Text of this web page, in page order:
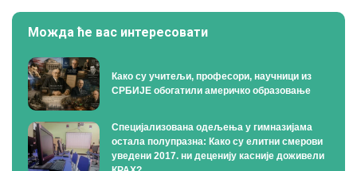
Можда ће вас интересовати
Како су учитељи, професори, научници из
СРБИЈЕ обогатили америчко образовање
Специјализована одељења у гимназијама
остала полупразна: Како су елитни смерови
уведени 2017. ни деценију касније доживели